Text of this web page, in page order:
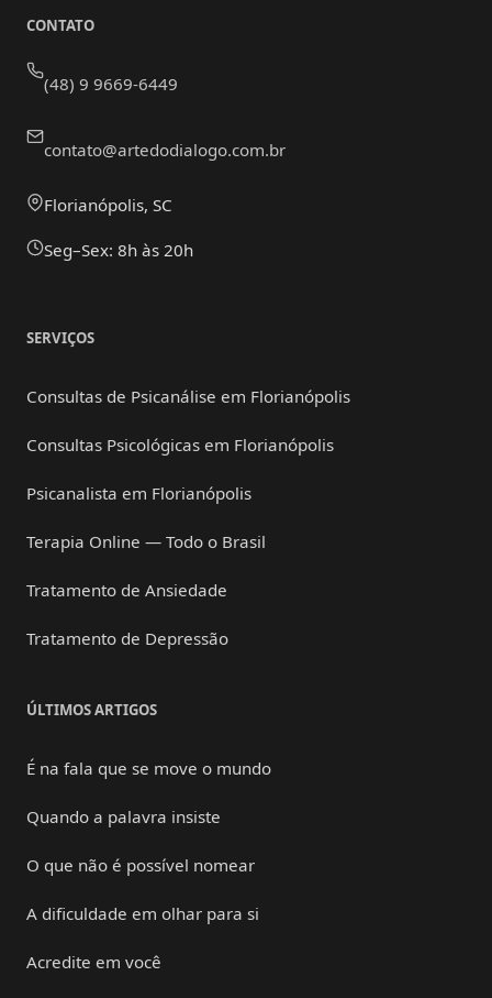
CONTATO
(48) 9 9669-6449
contato@artedodialogo.com.br
Florianópolis, SC
Seg–Sex: 8h às 20h
SERVIÇOS
Consultas de Psicanálise em Florianópolis
Consultas Psicológicas em Florianópolis
Psicanalista em Florianópolis
Terapia Online — Todo o Brasil
Tratamento de Ansiedade
Tratamento de Depressão
ÚLTIMOS ARTIGOS
É na fala que se move o mundo
Quando a palavra insiste
O que não é possível nomear
A dificuldade em olhar para si
Acredite em você